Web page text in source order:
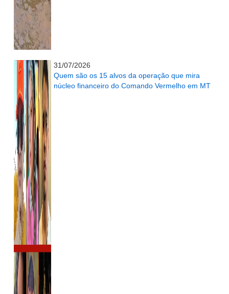
31/07/2026
Quem são os 15 alvos da operação que mira
núcleo financeiro do Comando Vermelho em MT